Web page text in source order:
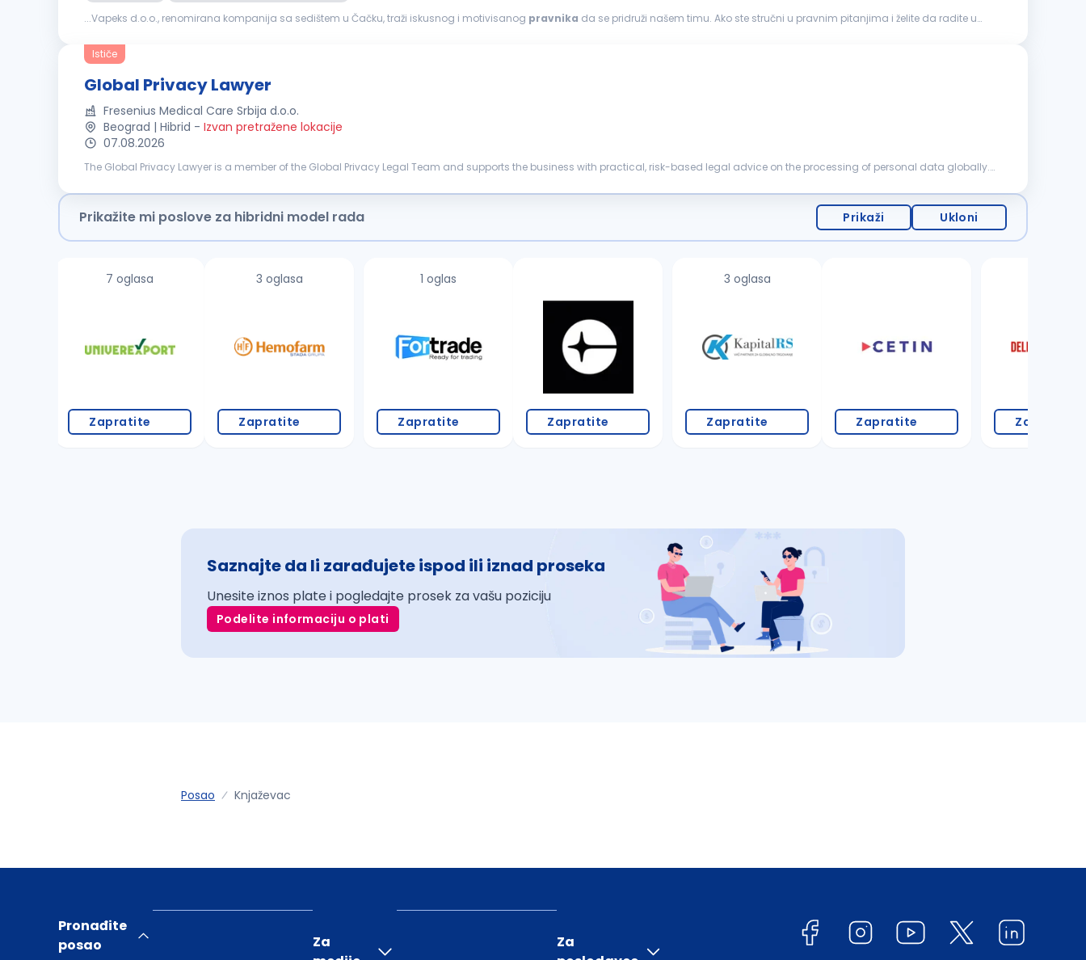
...Vapeks d.o.o., renomirana kompanija sa sedištem u Čačku, traži iskusnog i motivisanog pravnika da se pridruži našem timu. Ako ste stručni u pravnim pitanjima i želite da radite u
Ističe
Global Privacy Lawyer
Fresenius Medical Care Srbija d.o.o.
Beograd | Hibrid - Izvan pretražene lokacije
07.08.2026
The Global Privacy Lawyer is a member of the Global Privacy Legal Team and supports the business with practical, risk-based legal advice on the processing of personal data globally.
Prikažite mi poslove za hibridni model rada Prikaži Ukloni
7 oglasa
Zapratite
3 oglasa
Zapratite
1 oglas
Zapratite Zapratite
3 oglasa
Zapratite Zapratite Zapratite
Saznajte da li zarađujete ispod ili iznad proseka
Unesite iznos plate i pogledajte prosek za vašu poziciju
Podelite informaciju o plati
Posao Knjaževac
Pronađite
posao
Za
Za